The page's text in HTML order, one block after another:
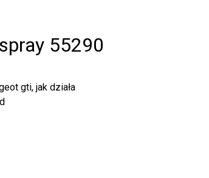
55290
gti, jak działa